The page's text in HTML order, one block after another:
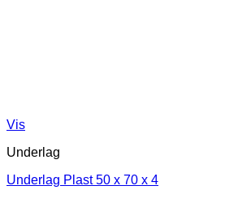
Vis
Underlag
Underlag Plast 50 x 70 x 4